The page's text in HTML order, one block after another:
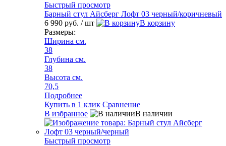
Быстрый просмотр
Барный стул Айсберг Лофт 03 черный/коричневый
6 990 руб. / шт
В корзину
Размеры:
Ширина см.
38
Глубина см.
38
Высота см.
70,5
Подробнее
Купить в 1 клик Сравнение
В избранное
В наличии
Быстрый просмотр